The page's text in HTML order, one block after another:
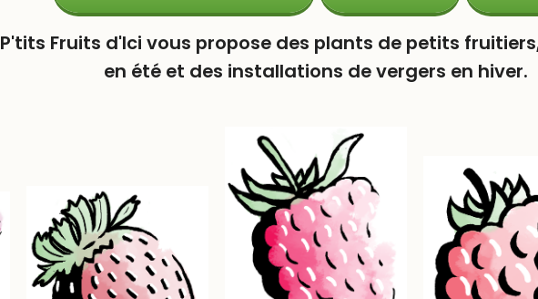
P'tits Fruits d'Ici vous propose des plants de petits
en été et des installations de vergers en hiver.